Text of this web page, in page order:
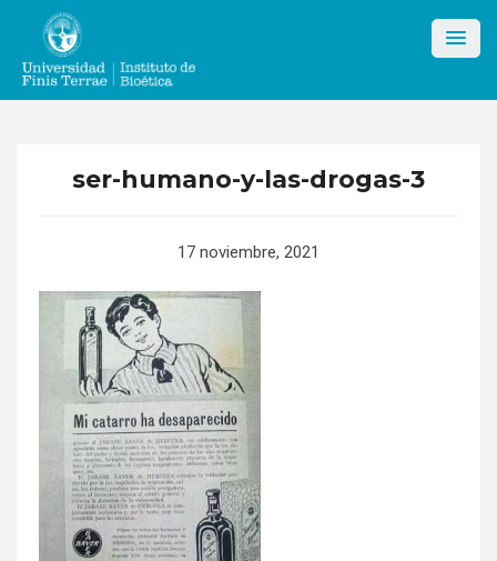
content
ser-humano-y-las-drogas-3
17 noviembre, 2021